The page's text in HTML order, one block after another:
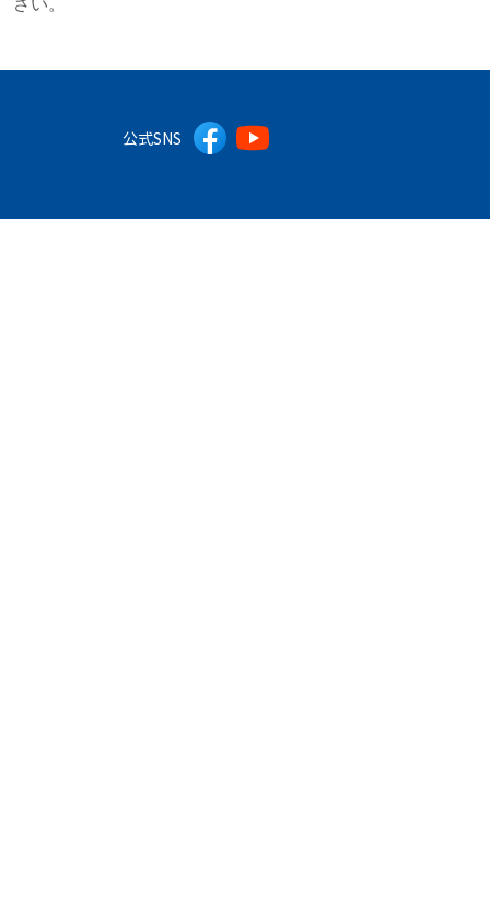
さい。
公式SNS